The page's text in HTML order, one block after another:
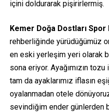
içini doldurarak pişirirlermiş.
Kemer Doğa Dostları Spor
rehberliğinde yürüdüğümüz
en eski yerleşim yeri olarak
sona eriyor. Ayağımızın tozu
tam da ayaklarımız iflasın
oyalanmadan otele
sevindiğim ender günlerden